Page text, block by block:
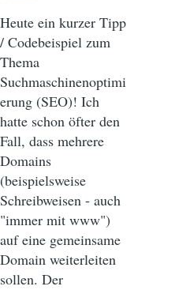
Heute ein kurzer Tipp
/ Codebeispiel zum
Thema
Suchmaschinenoptimi
erung (SEO)! Ich
hatte schon öfter den
Fall, dass mehrere
Domains
(beispielsweise
Schreibweisen - auch
"immer mit www")
auf eine gemeinsame
Domain weiterleiten
sollen. Der